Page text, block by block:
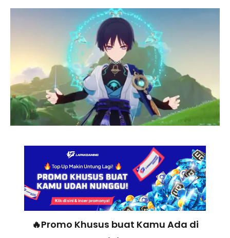
🔥Promo Khusus buat Kamu Ada di